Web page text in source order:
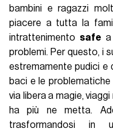
bambini e ragazzi
piacere a tutta la
intrattenimento safe a
problemi. Per questo, i
estremamente pudici e
baci e le
via libera a magie,
ha più ne metta.
trasformandosi